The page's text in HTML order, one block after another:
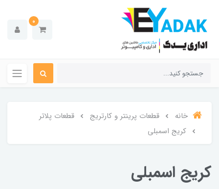
0
خانه قطعات پرینتر و کارتریج
قطعات پلاتر
کریج اسمبلی
کریج اسمبلی